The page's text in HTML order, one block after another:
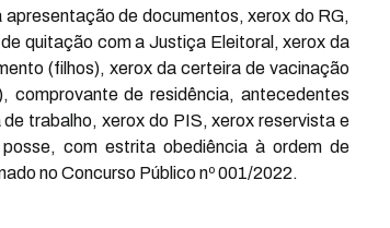
de documentos, xerox do RG,
quitação com a Justiça Eleitoral, xerox da
(filhos), xerox da certeira de vacinação
de residência, antecedentes
trabalho, xerox do PIS, xerox reservista e
com estrita obediência à ordem de
no Concurso Público nº 001/2022.